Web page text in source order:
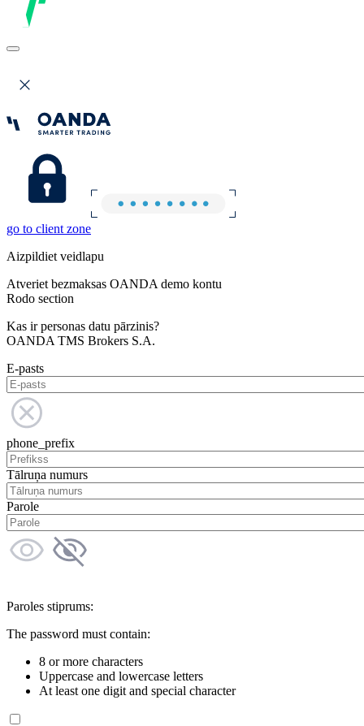
go to client zone
Aizpildiet veidlapu
Atveriet bezmaksas OANDA demo kontu
Rodo section
Kas ir personas datu pārzinis?
OANDA TMS Brokers S.A.
E-pasts
phone_prefix
Tālruņa numurs
Parole
Paroles stiprums:
The password must contain:
8 or more characters
Uppercase and lowercase letters
At least one digit and special character